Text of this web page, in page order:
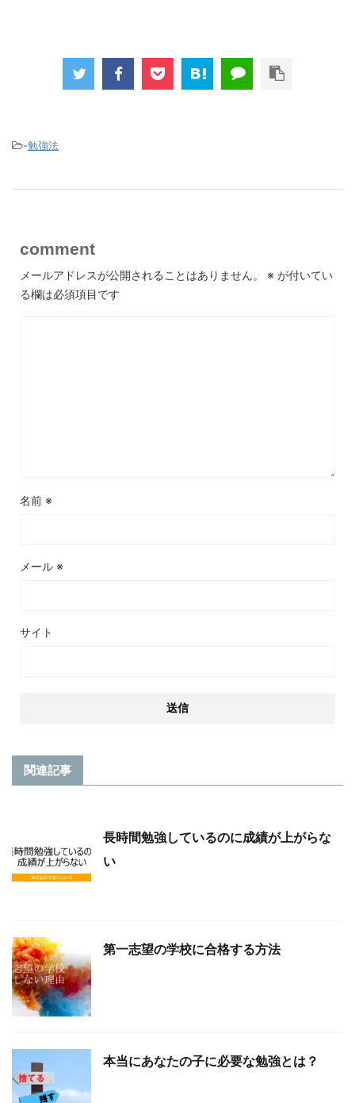
-勉強法
comment
メールアドレスが公開されることはありません。 ※ が付いてい
る欄は必須項目です
名前 ※
メール ※
サイト
関連記事
長時間勉強しているのに成績が上がらな
い
第一志望の学校に合格する方法
本当にあなたの子に必要な勉強とは？